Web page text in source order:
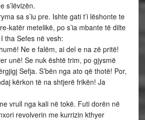
s’lëvizën.
sa s’iu pre. Ishte gati t’i lëshonte te
katër metelikë, po s’ia mbante të dilte
tha Sefes në vesh:
Ne e falëm, ai del e na zë pritë!
unë! Se nuk është trim, po gjysmë
Sefja. S’bën nga ato që thotë! Por,
kërkon të na shtjerë frikën! Ja
vrull nga kali në tokë. Futi dorën në
revolverin me kurrizin kthyer